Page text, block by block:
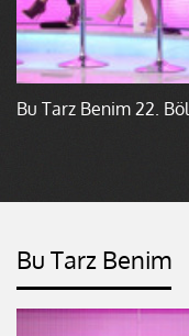
Bu Tarz Benim 22.
Bu Tarz Benim